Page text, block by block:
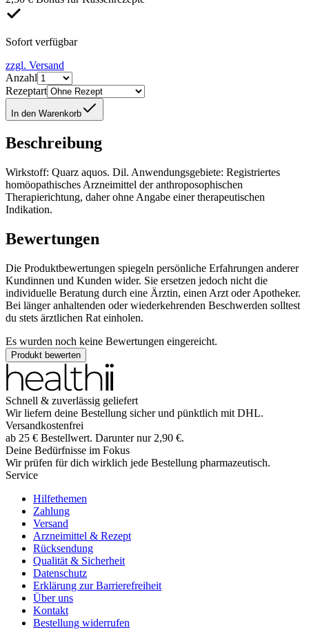
Sofort verfügbar
zzgl. Versand
Anzahl
Rezeptart
In den Warenkorb
Beschreibung
Wirkstoff: Quarz aquos. Dil. Anwendungsgebiete: Registriertes
homöopathisches Arzneimittel der anthroposophischen
Therapierichtung, daher ohne Angabe einer therapeutischen
Indikation.
Bewertungen
Die Produktbewertungen spiegeln persönliche Erfahrungen anderer
Kundinnen und Kunden wider. Sie ersetzen jedoch nicht die
individuelle Beratung durch eine Ärztin, einen Arzt oder Apotheker.
Bei länger anhaltenden oder wiederkehrenden Beschwerden solltest
du stets ärztlichen Rat einholen.
Es wurden noch keine Bewertungen eingereicht.
Produkt bewerten
Schnell & zuverlässig geliefert
Wir liefern deine Bestellung sicher und pünktlich mit DHL.
Versandkostenfrei
ab 25 € Bestellwert. Darunter nur 2,90 €.
Deine Bedürfnisse im Fokus
Wir prüfen für dich wirklich jede Bestellung pharmazeutisch.
Service
Hilfethemen
Zahlung
Versand
Arzneimittel & Rezept
Rücksendung
Qualität & Sicherheit
Datenschutz
Erklärung zur Barrierefreiheit
Über uns
Kontakt
Bestellung widerrufen